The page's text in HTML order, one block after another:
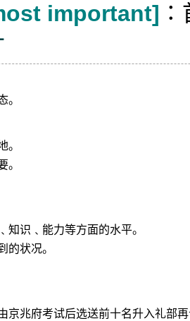
important] ∶
。
。
。
知识﹑能力等方面的水平。
的状况。
京兆府考试后选送前十名升入礼部再